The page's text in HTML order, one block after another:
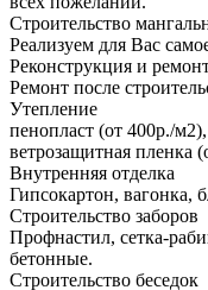
Строительство
Реализуем для Вас
Реконструкция и
Ремонт после
Утепление
пенопласт (от 400р./
ветрозащитная пленка
Внутренняя отделка
Гипсокартон, вагонка,
Строительство заборов
Профнастил, сетка-
бетонные.
Строительство беседок